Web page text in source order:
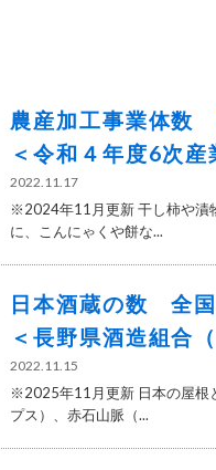
農産加工事業体数
＜令和４年度6次
2022.11.17
※2024年11月更新 干し柿や漬
に、こんにゃくや餅な...
日本酒蔵の数 全
＜長野県酒造組合
2022.11.15
※2025年11月更新 日本の屋根
プス）、赤石山脈（...